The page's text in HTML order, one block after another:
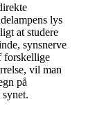
lys
at studere
synsnerve
forskellige
vil man
på